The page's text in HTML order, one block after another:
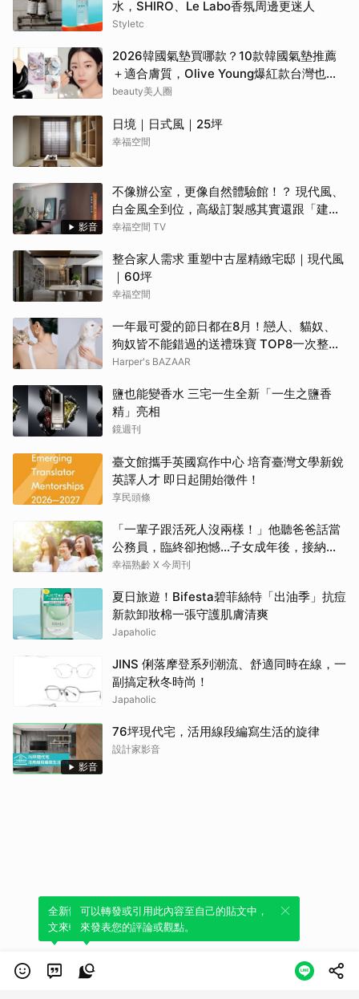
水，SHIRO、Le Labo香氛周邊更迷人
Styletc
2026韓國氣墊買哪款？10款韓國氣墊推薦
＋適合膚質，Olive Young爆紅款台灣也能
買
beauty美人圈
日境｜日式風｜25坪
幸福空間
影音
不像辦公室，更像自然體驗館！？ 現代風、
白金風全到位，高級訂製感其實還跟「建築
腦」有關？！
幸福空間 TV
整合家人需求 重塑中古屋精緻宅邸｜現代風
｜60坪
幸福空間
一年最可愛的節日都在8月！戀人、貓奴、
狗奴皆不能錯過的送禮珠寶 TOP8一次整理
給你！ | BAZAAR
Harper's BAZAAR
鹽也能變香水 三宅一生全新「一生之鹽香
精」亮相
鏡週刊
臺文館攜手英國寫作中心 培育臺灣文學新銳
英譯人才 即日起開始徵件！
享民頭條
「一輩子跟活死人沒兩樣！」他聽爸爸話當
公務員，臨終卻抱憾…子女成年後，接納與
欣賞就夠了
幸福熟齡 X 今周刊
夏日旅遊！Bifesta碧菲絲特「出油季」抗痘
新款卸妝棉一張守護肌膚清爽
Japaholic
JINS 俐落摩登系列潮流、舒適同時在線，一
副搞定秋冬時尚！
Japaholic
影音
76坪現代宅，活用線段編寫生活的旋律
設計家影音
全新體驗！一鍵引用此內容，透過發布貼
文來輕鬆表達個人立場。
可以轉發或引用此內容至自己的貼文中，
來發表您的評論或觀點。